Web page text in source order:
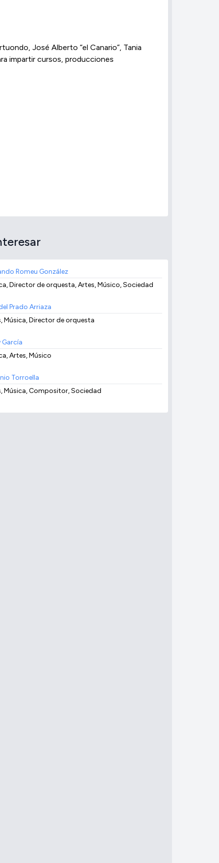
José Alberto “el Canario”, Tania
impartir cursos, producciones
Romeu González
Director de orquesta, Artes, Músico, Sociedad
Prado Arriaza
Música, Director de orquesta
García
Artes, Músico
Torroella
Música, Compositor, Sociedad